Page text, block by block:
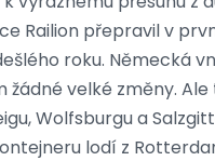
Railion přepravil v
roku. Německá
velké změny.
Wolfsburgu a
lodí z